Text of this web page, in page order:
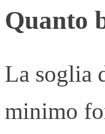
Quanto
La soglia
minimo